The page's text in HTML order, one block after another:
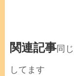
関連記事同
してます